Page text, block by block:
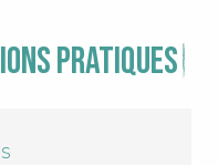
pratiques